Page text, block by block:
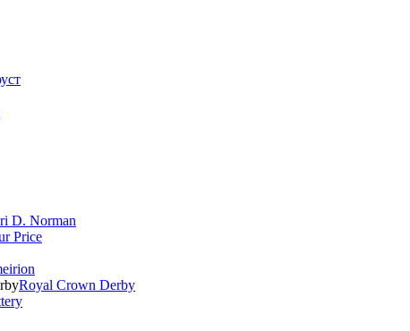
D. Norman
Price
Royal Crown Derby